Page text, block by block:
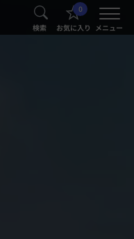
検索
0
お気に入り メニュー
®